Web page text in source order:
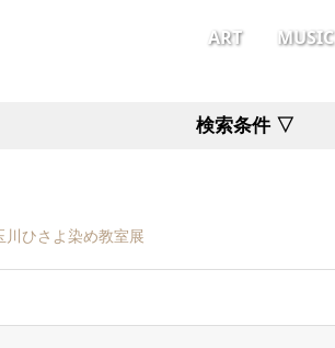
ART MUSIC
検索条件 ▽
川ひさよ染め教室展